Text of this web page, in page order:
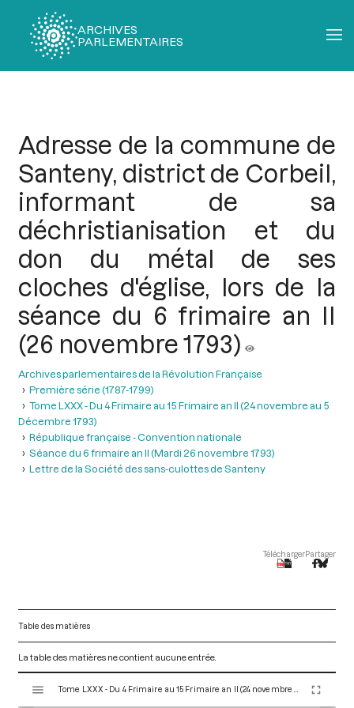
ARCHIVES
PARLEMENTAIRES
Adresse de la commune de
Santeny, district de Corbeil,
informant de sa
déchristianisation et du
don du métal de ses
cloches d'église, lors de la
séance du 6 frimaire an II
(26 novembre 1793)
Archives parlementaires de la Révolution Française
Première série (1787-1799)
Tome LXXX - Du 4 Frimaire au 15 Frimaire an II (24 novembre au 5
Décembre 1793)
République française - Convention nationale
Séance du 6 frimaire an II (Mardi 26 novembre 1793)
Lettre de la Société des sans-culottes de Santeny
TéléchargerPartager
Table des matières
La table des matières ne contient aucune entrée.